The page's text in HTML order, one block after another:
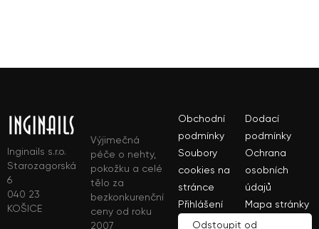
Inginails s.r.o.
Starozagorská
6
040 23
KOŠICE
Výjimečná
péče o nehty,
pokožku a celé
tělo za
bezkonkurenční
ceny od roku
2007
Obchodní
podmínky
Dodací
podmínky
Soubory
cookies na
stránce
Ochrana
osobních
údajů
Přihlášení
Mapa stránky
Odstoupit od